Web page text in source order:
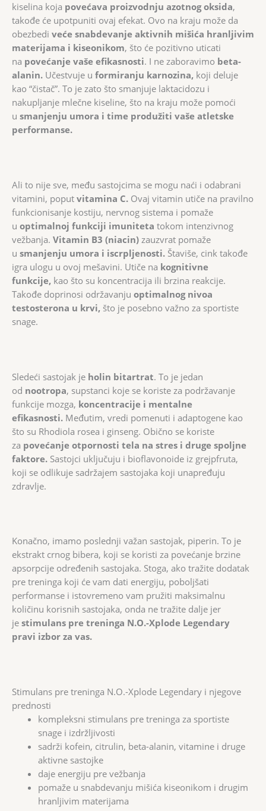
kiselina koja povećava proizvodnju azotnog oksida,
takođe će upotpuniti ovaj efekat. Ovo na kraju može da
obezbedi veće snabdevanje aktivnih mišića hranljivim
materijama i kiseonikom, što će pozitivno uticati
na povećanje vaše efikasnosti. I ne zaboravimo beta-
alanin. Učestvuje u formiranju karnozina, koji deluje
kao “čistač”. To je zato što smanjuje laktacidozu i
nakupljanje mlečne kiseline, što na kraju može pomoći
u smanjenju umora i time produžiti vaše atletske
performanse.
Ali to nije sve, među sastojcima se mogu naći i odabrani
vitamini, poput vitamina C. Ovaj vitamin utiče na pravilno
funkcionisanje kostiju, nervnog sistema i pomaže
u optimalnoj funkciji imuniteta tokom intenzivnog
vežbanja. Vitamin B3 (niacin) zauzvrat pomaže
u smanjenju umora i iscrpljenosti. Štaviše, cink takođe
igra ulogu u ovoj mešavini. Utiče na kognitivne
funkcije, kao što su koncentracija ili brzina reakcije.
Takođe doprinosi održavanju optimalnog nivoa
testosterona u krvi, što je posebno važno za sportiste
snage.
Sledeći sastojak je holin bitartrat. To je jedan
od nootropa, supstanci koje se koriste za podržavanje
funkcije mozga, koncentracije i mentalne
efikasnosti. Međutim, vredi pomenuti i adaptogene kao
što su Rhodiola rosea i ginseng. Obično se koriste
za povećanje otpornosti tela na stres i druge spoljne
faktore. Sastojci uključuju i bioflavonoide iz grejpfruta,
koji se odlikuje sadržajem sastojaka koji unapređuju
zdravlje.
Konačno, imamo poslednji važan sastojak, piperin. To je
ekstrakt crnog bibera, koji se koristi za povećanje brzine
apsorpcije određenih sastojaka. Stoga, ako tražite dodatak
pre treninga koji će vam dati energiju, poboljšati
performanse i istovremeno vam pružiti maksimalnu
količinu korisnih sastojaka, onda ne tražite dalje jer
je stimulans pre treninga N.O.-Xplode Legendary
pravi izbor za vas.
Stimulans pre treninga N.O.-Xplode Legendary i njegove
prednosti
kompleksni stimulans pre treninga za sportiste
snage i izdržljivosti
sadrži kofein, citrulin, beta-alanin, vitamine i druge
aktivne sastojke
daje energiju pre vežbanja
pomaže u snabdevanju mišića kiseonikom i drugim
hranljivim materijama